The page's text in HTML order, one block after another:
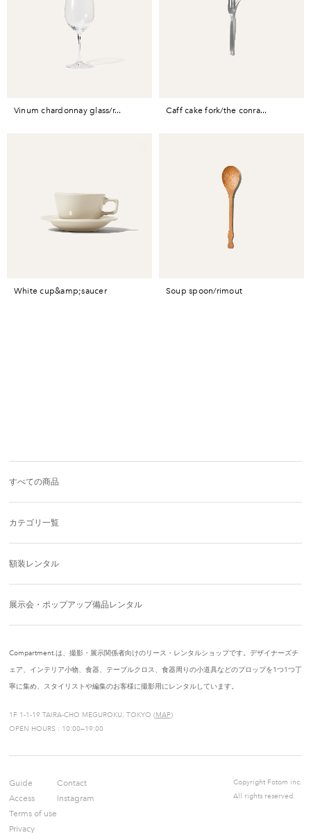
vinum chardonnay glass/r... caff cake fork/the conra...
white cup&amp;saucer soup spoon/rimout
すべての商品
カテゴリ一覧
額装レンタル
展示会・ポップアップ備品レンタル
Compartment.は、撮影・展示関係者向けのリース・レンタルショップです。デザイナーズチ
ェア、インテリア小物、食器、テーブルクロス、食器周りの小道具などのプロップを1つ1つ丁
寧に集め、スタイリストや編集のお客様に撮影用にレンタルしています。
1F 1-1-19 TAIRA-CHO MEGUROKU, TOKYO (MAP)
OPEN HOURS : 10:00—19:00
Guide
Access
Terms of use
Privacy
Contact
Instagram
Copyright Fotom inc.
All rights reserved.